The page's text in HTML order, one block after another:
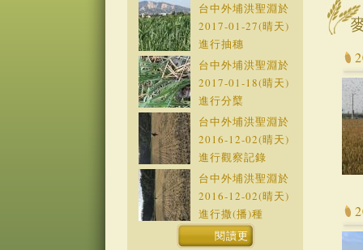
台中外埔洪聖淵於
2017-01-27(晴天)
進行抽穗
台中外埔洪聖淵於
2017-01-18(晴天)
進行分櫱
台中外埔洪聖淵於
2016-12-02(晴天)
進行觀察記錄
台中外埔洪聖淵於
2016-12-02(晴天)
進行撒(播)種
閱讀更